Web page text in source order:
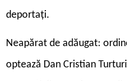
deportați.
Neapărat de adăugat:
optează Dan Cristian